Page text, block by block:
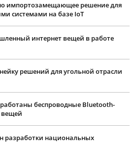
импортозамещающее решение для
системами на базе IoT
интернет вещей в работе
решений для угольной отрасли
беспроводные Bluetooth-
вещей
разработки национальных